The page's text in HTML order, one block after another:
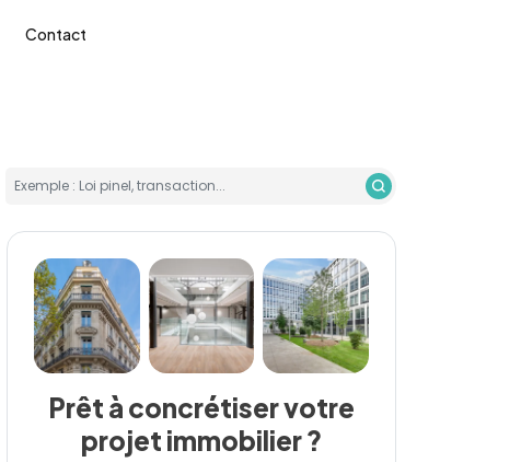
Contact
Exemple : Loi pinel, transaction...
Prêt à concrétiser votre
projet immobilier ?